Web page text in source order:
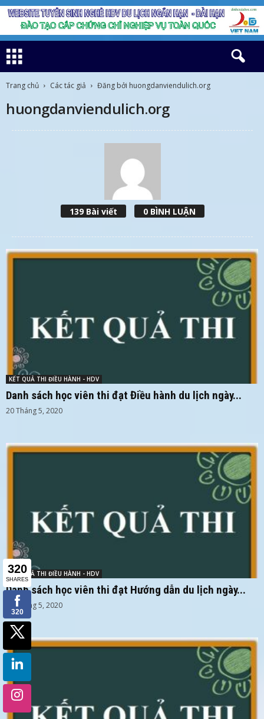
Trang chủ Các tác giả Đăng bởi huongdanviendulich.org
huongdanviendulich.org
139 Bài viết 0 BÌNH LUẬN
KẾT QUẢ THI ĐIỀU HÀNH - HDV
Danh sách học viên thi đạt Điều hành du lịch ngày...
20 Tháng 5, 2020
KẾT QUẢ THI ĐIỀU HÀNH - HDV
Danh sách học viên thi đạt Hướng dẫn du lịch ngày...
20 Tháng 5, 2020